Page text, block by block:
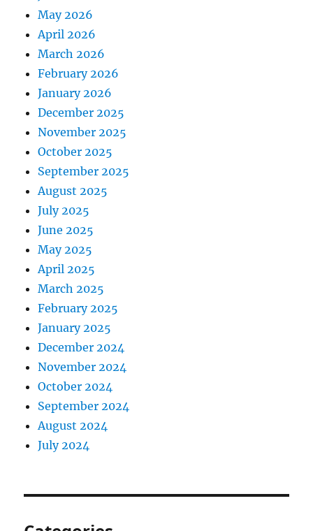
May 2026
April 2026
March 2026
February 2026
January 2026
December 2025
November 2025
October 2025
September 2025
August 2025
July 2025
June 2025
May 2025
April 2025
March 2025
February 2025
January 2025
December 2024
November 2024
October 2024
September 2024
August 2024
July 2024